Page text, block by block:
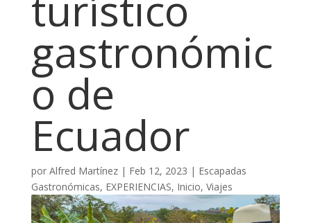
gastronómic
o de
Ecuador
por Alfred Martínez| Feb 12, 2023 | Escapadas
Gastronómicas, EXPERIENCIAS, Inicio, Viajes